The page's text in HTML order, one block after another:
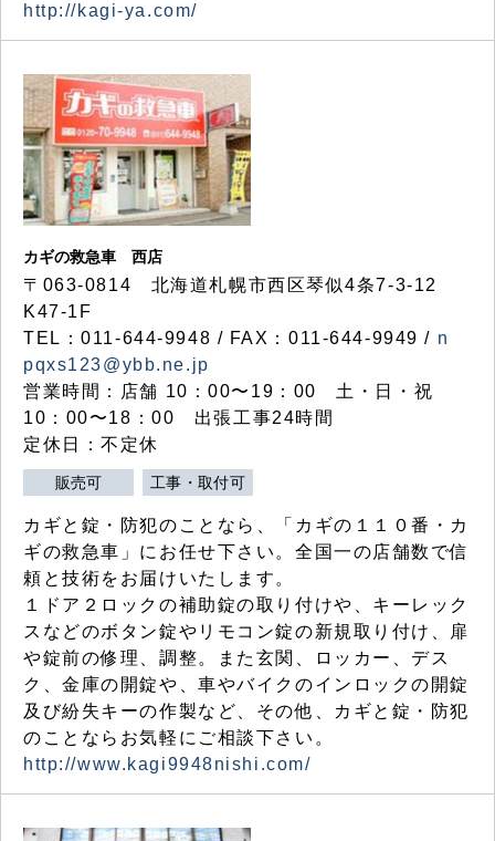
http://kagi-ya.com/
カギの救急車 西店
〒063-0814 北海道札幌市西区琴似4条7-3-12
K47-1F
TEL：011-644-9948 / FAX：011-644-9949 / n
pqxs123@ybb.ne.jp
営業時間：店舗 10：00〜19：00 土・日・祝
10：00〜18：00 出張工事24時間
定休日：不定休
販売可 工事・取付可
カギと錠・防犯のことなら、「カギの１１０番・カ
ギの救急車」にお任せ下さい。全国一の店舗数で信
頼と技術をお届けいたします。
１ドア２ロックの補助錠の取り付けや、キーレック
スなどのボタン錠やリモコン錠の新規取り付け、扉
や錠前の修理、調整。また玄関、ロッカー、デス
ク、金庫の開錠や、車やバイクのインロックの開錠
及び紛失キーの作製など、その他、カギと錠・防犯
のことならお気軽にご相談下さい。
http://www.kagi9948nishi.com/